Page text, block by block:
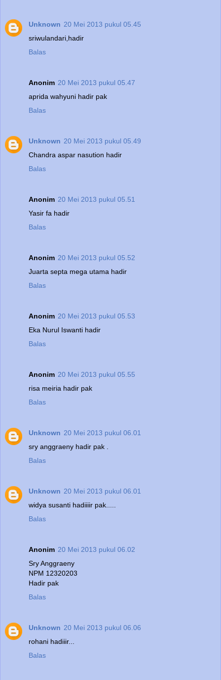
Unknown 20 Mei 2013 pukul 05.45
sriwulandari,hadir
Balas
Anonim 20 Mei 2013 pukul 05.47
aprida wahyuni hadir pak
Balas
Unknown 20 Mei 2013 pukul 05.49
Chandra aspar nasution hadir
Balas
Anonim 20 Mei 2013 pukul 05.51
Yasir fa hadir
Balas
Anonim 20 Mei 2013 pukul 05.52
Juarta septa mega utama hadir
Balas
Anonim 20 Mei 2013 pukul 05.53
Eka Nurul Iswanti hadir
Balas
Anonim 20 Mei 2013 pukul 05.55
risa meiria hadir pak
Balas
Unknown 20 Mei 2013 pukul 06.01
sry anggraeny hadir pak .
Balas
Unknown 20 Mei 2013 pukul 06.01
widya susanti hadiiiir pak.....
Balas
Anonim 20 Mei 2013 pukul 06.02
Sry Anggraeny
NPM 12320203
Hadir pak
Balas
Unknown 20 Mei 2013 pukul 06.06
rohani hadiiir...
Balas